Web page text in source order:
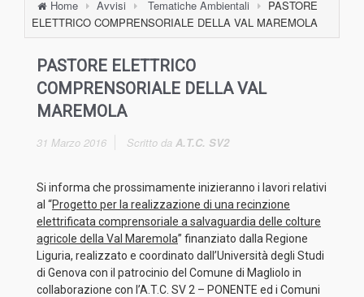
Home Avvisi Tematiche Ambientali
PASTORE
ELETTRICO COMPRENSORIALE DELLA VAL MAREMOLA
PASTORE ELETTRICO
COMPRENSORIALE DELLA VAL
MAREMOLA
31 Marzo 2016 Scritto da A.T.C. SV2
Si informa che prossimamente inizieranno i lavori relativi
al “Progetto per la realizzazione di una recinzione
elettrificata comprensoriale a salvaguardia delle colture
agricole della Val Maremola” finanziato dalla Regione
Liguria, realizzato e coordinato dall’Università degli Studi
di Genova con il patrocinio del Comune di Magliolo in
collaborazione con l’A.T.C. SV 2 – PONENTE ed i Comuni